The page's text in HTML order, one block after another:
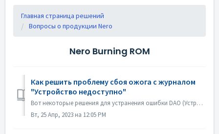
Главная страница решений
Вопросы о продукции Nero
Nero Burning ROM
Как решить проблему сбоя ожога с журналом
"Устройство недоступно"
Вот некоторые решения для устранения ошибки DAO (Устройство недоступно). Обновление или откат прошивки драйвера В основном эта проблема возникает после об...
Вт, 25 Апр, 2023 на 12:05 PM